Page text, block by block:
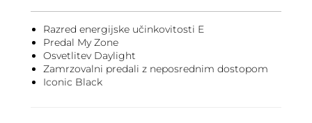
Razred energijske učinkovitosti E
Predal My Zone
Osvetlitev Daylight
Zamrzovalni predali z neposrednim dostopom
Iconic Black